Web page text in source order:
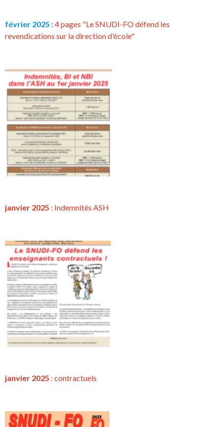
février 2025 :4 pages "Le SNUDI-FO défend les
revendications sur la direction d'école"
janvier 2025 : Indemnités ASH
janvier 2025 : contractuels